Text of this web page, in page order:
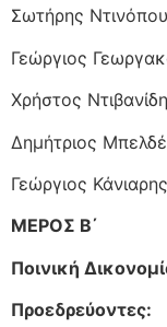
Σωτήρης
Γεώργιος
Χρήστος
Δημήτριος
Γεώργιος
ΜΕΡΟΣ Β΄
Ποινική
Προεδρεύοντες: